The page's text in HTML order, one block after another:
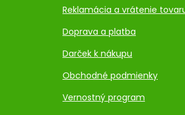
Reklamácia a vrátenie
Doprava a platba
Darček k nákupu
Obchodné podmienky
Vernostný program